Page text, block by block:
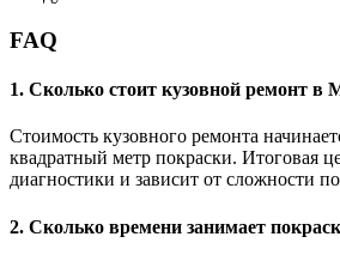
FAQ
1. Сколько стоит кузовной ремонт в
Стоимость кузовного ремонта
квадратный метр покраски. Итоговая
диагностики и зависит от сложности
2. Сколько времени занимает